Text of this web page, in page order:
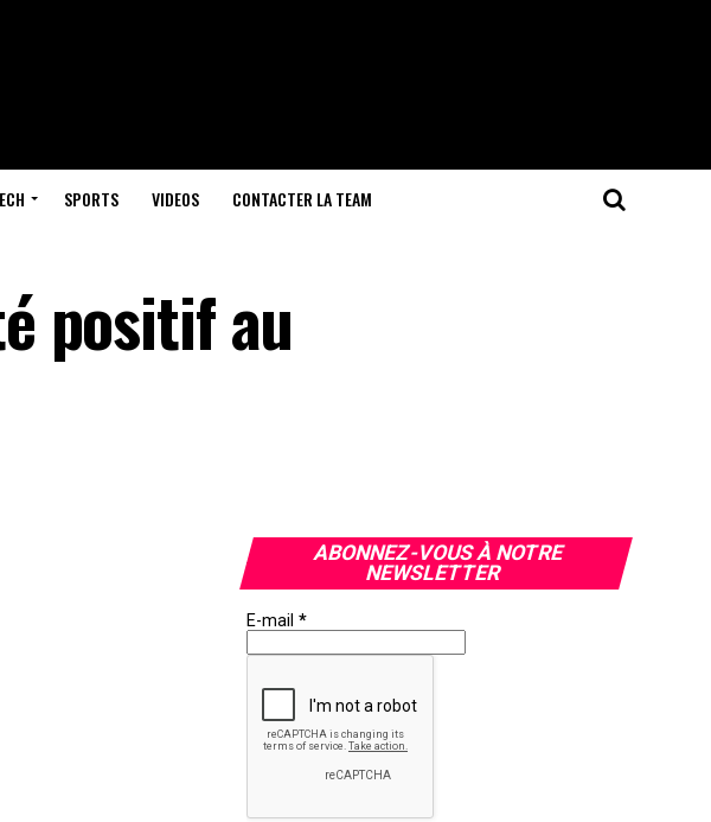
SPORTS VIDEOS CONTACTER LA TEAM
positif au
ABONNEZ-VOUS À NOTRE
NEWSLETTER
E-mail *